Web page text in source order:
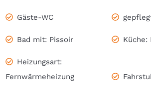
Gäste-WC
Bad mit: Pissoir Küche:
Heizungsart:
Fernwärmeheizung